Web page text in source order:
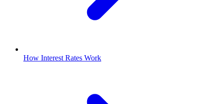
How Interest Rates Work